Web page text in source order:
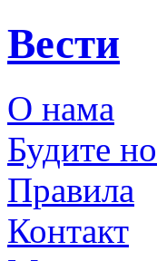
Вести
О нама
Будите
Правила
Контакт